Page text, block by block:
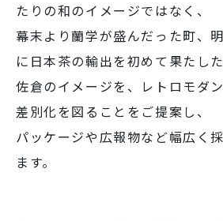
たりの和のイメージではなく、
幕末より蘭学が盛んだった町、
に日本茶の輸出を初めて果たし
佐倉のイメージを、レトロモダ
差別化を図ることをご提案し、
パッケージや広報物など幅広く
ます。